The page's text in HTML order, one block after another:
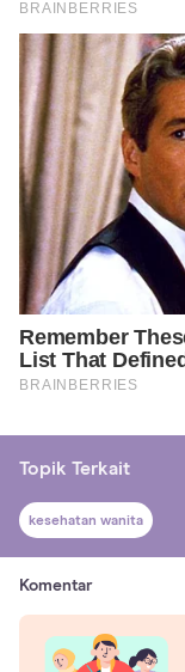
Topik Terkait
kesehatan wanita
Komentar